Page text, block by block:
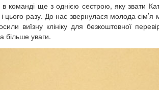
в команді ще з однією сестрою, яку звати
разу. До нас звернулася молода сім’я
виїзну клініку для безкоштовної
більше уваги.